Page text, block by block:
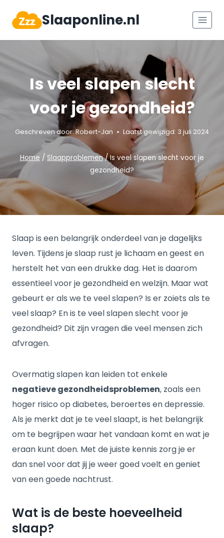
naar
Slaaponline.nl
Is veel slapen slecht
voor je gezondheid?
Geschreven door:Robert-Jan Laatst gewijzigd: 3 juli 2024
Home / Slaapproblemen / Is veel slapen slecht voor je
gezondheid?
Slaap is een belangrijk onderdeel van je dagelijks
leven. Tijdens je slaap rust je lichaam en geest en
herstelt het van een drukke dag. Het is daarom
essentieel voor je gezondheid en welzijn. Maar wat
gebeurt er als we te veel slapen? Is er zoiets als te
veel slaap? En is te veel slapen slecht voor je
gezondheid? Dit zijn vragen die veel mensen zich
afvragen.
Overmatig slapen kan leiden tot enkele
negatieve gezondheidsproblemen, zoals een
hoger risico op diabetes, beroertes en depressie.
Als je merkt dat je te veel slaapt, is het belangrijk
om te begrijpen waar het vandaan komt en wat je
eraan kunt doen. Met de juiste kennis zorg je er
dan snel voor dat jij je weer goed voelt en geniet
van een goede nachtrust.
Wat is de beste hoeveelheid
slaap?